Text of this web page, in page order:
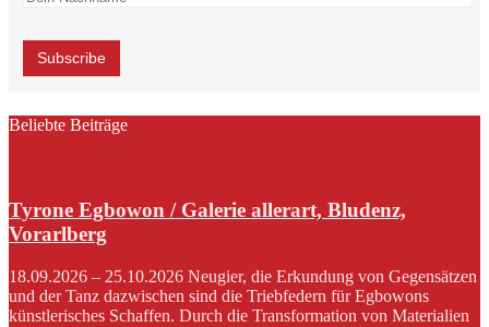
Beliebte Beiträge
Tyrone Egbowon / Galerie allerart, Bludenz,
Vorarlberg
18.09.2026 – 25.10.2026 Neugier, die Erkundung von Gegensätzen
und der Tanz dazwischen sind die Triebfedern für Egbowons
künstlerisches Schaffen. Durch die Transformation von Materialien